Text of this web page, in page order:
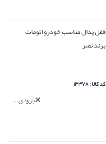
قفل پدال مناسب خودرو اتومات
برند نصر
کد کالا : ۱۳۳۷۸
بزودی...